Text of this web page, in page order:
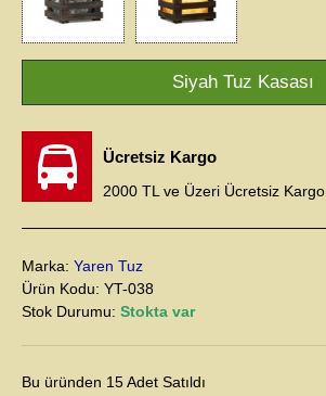
Siyah Tuz Kasası
Ücretsiz Kargo
2000 TL ve Üzeri Ücretsiz Kargo
Marka: Yaren Tuz
Ürün Kodu: YT-038
Stok Durumu: Stokta var
Bu üründen 15Adet Satıldı